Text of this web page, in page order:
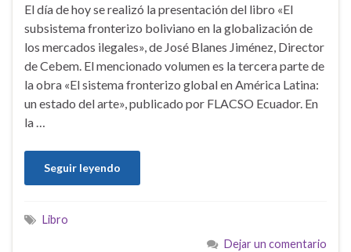
El día de hoy se realizó la presentación del libro «El
subsistema fronterizo boliviano en la globalización de
los mercados ilegales», de José Blanes Jiménez, Director
de Cebem. El mencionado volumen es la tercera parte de
la obra «El sistema fronterizo global en América Latina:
un estado del arte», publicado por FLACSO Ecuador. En
la …
Seguir leyendo
Libro
Dejar un comentario